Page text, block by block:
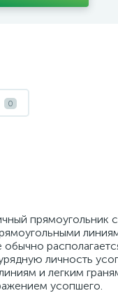
0
прямоугольник
обычно
личность
и легким
усопшего.